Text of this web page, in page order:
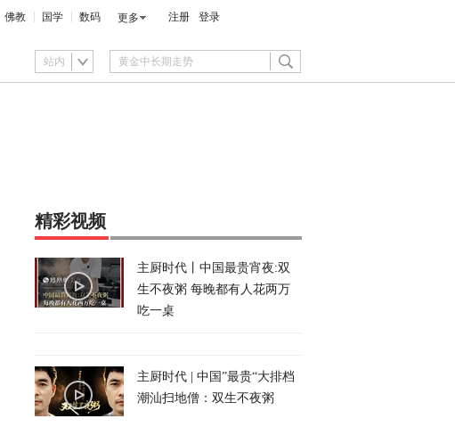
佛教 国学 数码 更多 注册 登录
站内
精彩视频
主厨时代丨中国最贵宵夜:双
生不夜粥 每晚都有人花两万
吃一桌
主厨时代 | 中国”最贵“大排档
潮汕扫地僧：双生不夜粥